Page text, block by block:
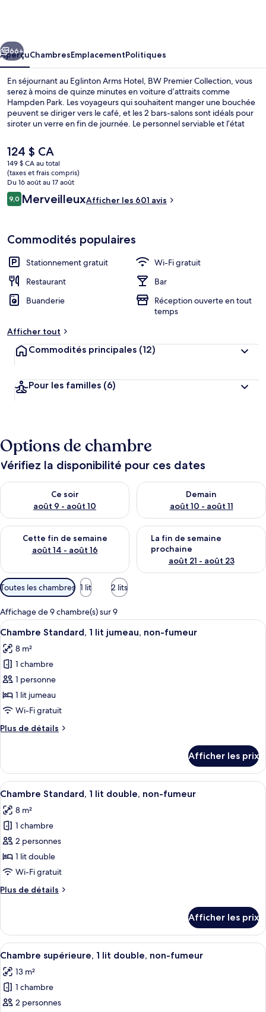
BW
Premier
Collection
Suivant
66+
AperçuChambresEmplacementPolitiques
En séjournant au Eglinton Arms Hotel, BW Premier Collection, vous
serez à moins de quinze minutes en voiture d’attraits comme
Hampden Park. Les voyageurs qui souhaitent manger une bouchée
peuvent se diriger vers le café, et les 2 bars-salons sont idéals pour
siroter un verre en fin de journée. Le personnel serviable et l’état
voyageurs.
Le
prix
actuel
est
de 124 $ CA
124 $ CA
149 $ CA au total
(taxes et frais compris)
Du 16 août au 17 août
Avis
9,09,0 sur 10 –
MerveilleuxAfficher les 601 avis
Commodités populaires
Stationnement gratuit
Wi-Fi gratuit
Restaurant
Bar
Buanderie
Réception ouverte en tout
temps
Afficher tout
Commodités principales (12)
Pour les familles (6)
Options de chambre
Vérifiez la disponibilité pour ces dates
Ce soir
août 9 - août 10
Vérifier la disponibilité pour ce soir août 9 - août 10
Demain
août 10 - août 11
Vérifier la disponibilité pour
Cette fin de semaine
août 14 - août 16
Vérifier la disponibilité pour cette fin de semaine août 14 -
La fin de semaine
prochaine
août 21 - août 23
Vérifier la disponibilité pour
Filtres
disponibles
pour
les
chambres
Toutes les chambres 1 lit 2 lits
Affichage de 9 chambre(s) sur 9
Afficher
toutes
les
photos
pour
ce
type
chambre :
lit
jumeau,
non-
fumeur
Un lit bien fait, avec des oreillers
7
Chambre Standard, 1 lit jumeau, non-fumeur
8 m²
1 chambre
1 personne
1 lit jumeau
Wi-Fi gratuit
Plus de détails
Plus
Chambre
Standard,
1
jumeau,
non-
fumeur
Afficher les prix
Afficher
toutes
les
photos
pour
ce
type
chambre :
lit
double,
non-
fumeur
Une chambre d’hôtel avec un grand
6
Chambre Standard, 1 lit double, non-fumeur
8 m²
1 chambre
2 personnes
1 lit double
Wi-Fi gratuit
Plus de détails
Plus
Chambre
Standard,
1
double,
non-
fumeur
Afficher les prix
Afficher
toutes
les
photos
pour
Une chambre d’hôtel avec un grand
7
Chambre supérieure, 1 lit double, non-fumeur
13 m²
1 chambre
2 personnes